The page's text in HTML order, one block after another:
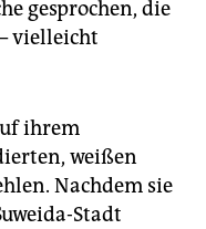
gesprochen, die
vielleicht
ihrem
weißen
Nachdem sie
Stadt